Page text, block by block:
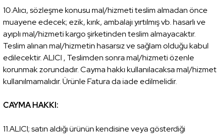
10.Alıcı, sözleşme konusu mal/hizmeti teslim almadan önce
muayene edecek; ezik, kırık, ambalajı yırtılmış vb. hasarlı ve
ayıplı mal/hizmeti kargo şirketinden teslim almayacaktır.
Teslim alınan mal/hizmetin hasarsız ve sağlam olduğu kabul
edilecektir. ALICI , Teslimden sonra mal/hizmeti özenle
korunmak zorundadır. Cayma hakkı kullanılacaksa mal/hizmet
kullanılmamalıdır. Ürünle Fatura da iade edilmelidir.
CAYMA HAKKI:
11.ALICI; satın aldığı ürünün kendisine veya gösterdiği